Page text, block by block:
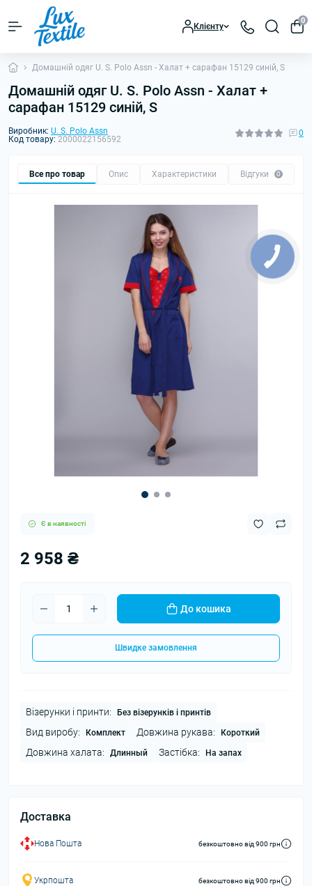
Клієнту
0
Домашній одяг U. S. Polo Assn - Халат + сарафан 15129 синій, S
Домашній одяг U. S. Polo Assn - Халат +
сарафан 15129 синій, S
Виробник: U. S. Polo Assn
Код товару: 2000022156592
0
Все про товар Опис Характеристики Відгуки 0
Є в наявності
2 958 ₴
До кошика
Швидке замовлення
Візерунки і принти: Без візерунків і принтів
Вид виробу: Комплект Довжина рукава: Короткий
Довжина халата: Длинный Застібка: На запах
Доставка
Нова Пошта безкоштовно від 900 грн
Укрпошта безкоштовно від 900 грн